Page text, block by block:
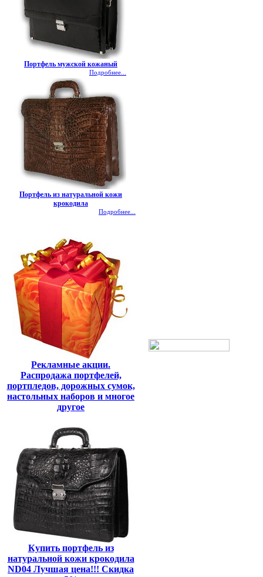
Портфель мужской кожаный
Подробнее...
Портфель из натуральной кожи
крокодила
Подробнее...
Рекламные акции.
Распродажа портфелей,
портпледов, дорожных сумок,
настольных наборов и многое
другое
Купить портфель из
натуральной кожи крокодила
ND04 Лучшая цена!!! Скидка